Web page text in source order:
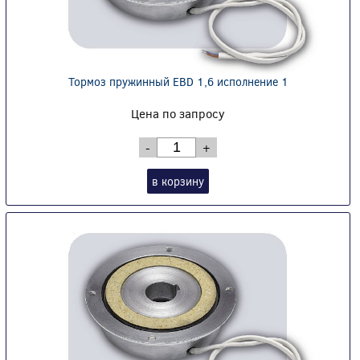
Тормоз пружинный EBD 1,6 исполнение 1
Цена по запросу
- +
в корзину